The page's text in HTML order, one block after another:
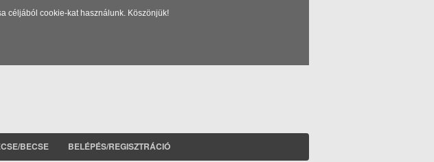
céljából cookie-kat használunk. Köszönjük!
BECSE BELÉPÉS/REGISZTRÁCIÓ